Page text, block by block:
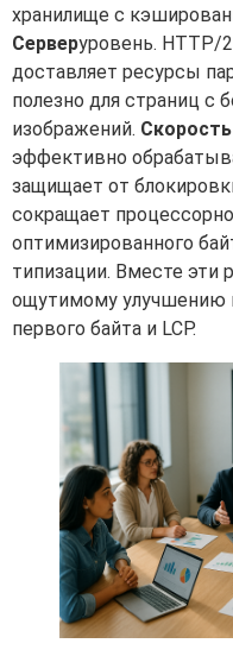
хранилище с
Серверуровень. HTTP/
доставляет ресурсы
полезно для страниц с
изображений. Скорость
эффективно
защищает от
сокращает
оптимизированного
типизации. Вместе эти
ощутимому улучшению
первого байта и LCP.